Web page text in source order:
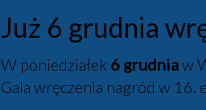
Już 6 grudnia
W poniedziałek 6 grudniaw
Gala wręczenia nagród w